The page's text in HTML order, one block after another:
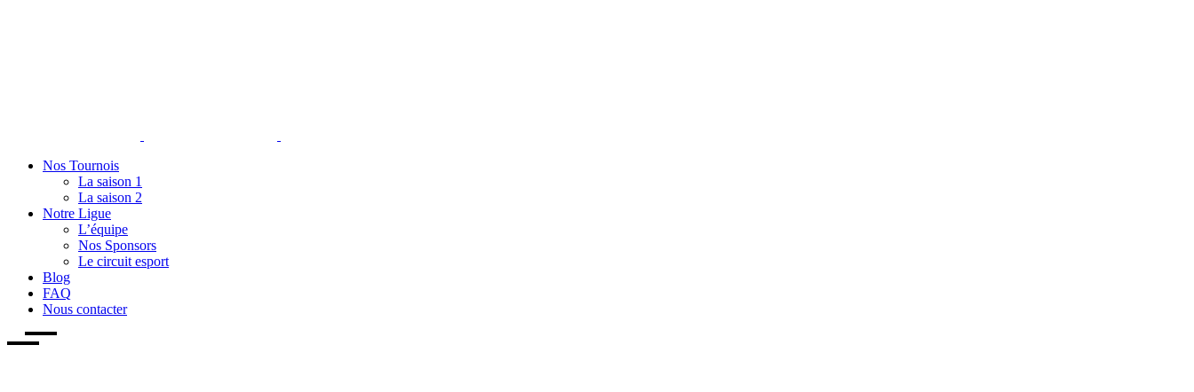
Nos Tournois
La saison 1
La saison 2
Notre Ligue
L’équipe
Nos Sponsors
Le circuit esport
Blog
FAQ
Nous contacter